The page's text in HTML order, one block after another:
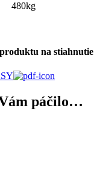
480kg
na stiahnutie
páčilo…